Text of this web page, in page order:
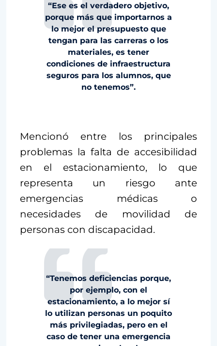
“Ese es el verdadero objetivo,
porque más que importarnos a
lo mejor el presupuesto que
tengan para las carreras o los
materiales, es tener
condiciones de infraestructura
seguros para los alumnos, que
no tenemos”.
Mencionó entre los principales
problemas la falta de accesibilidad
en el estacionamiento, lo que
representa un riesgo ante
emergencias médicas o
necesidades de movilidad de
personas con discapacidad.
“Tenemos deficiencias porque,
por ejemplo, con el
estacionamiento, a lo mejor sí
lo utilizan personas un poquito
más privilegiadas, pero en el
caso de tener una emergencia